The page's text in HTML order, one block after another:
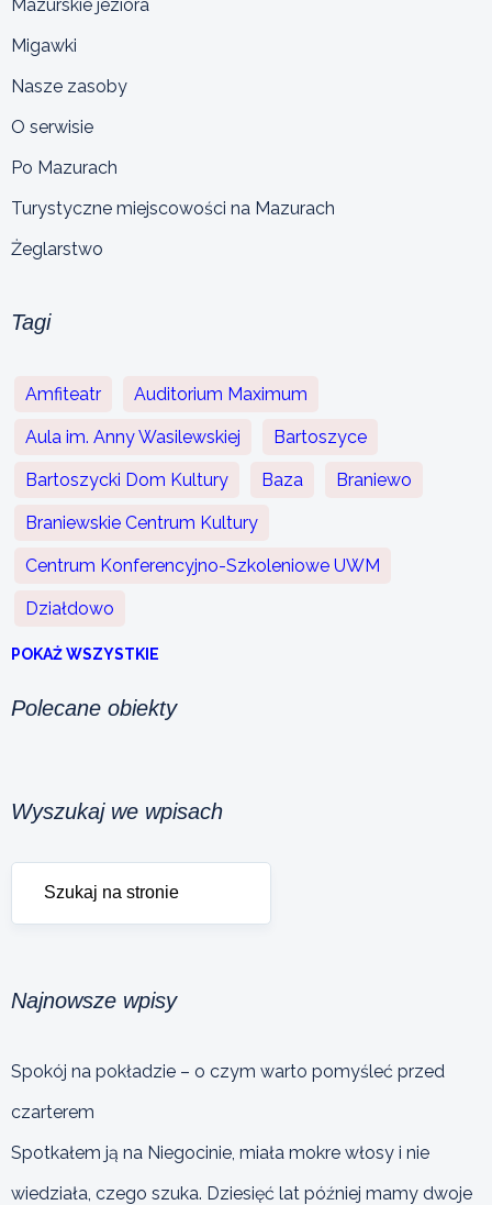
Mazurskie jeziora
Migawki
Nasze zasoby
O serwisie
Po Mazurach
Turystyczne miejscowości na Mazurach
Żeglarstwo
Tagi
Amfiteatr Auditorium Maximum
Aula im. Anny Wasilewskiej Bartoszyce
Bartoszycki Dom Kultury Baza Braniewo
Braniewskie Centrum Kultury
Centrum Konferencyjno-Szkoleniowe UWM
Działdowo
POKAŻ WSZYSTKIE
Polecane obiekty
Wyszukaj we wpisach
Najnowsze wpisy
Spokój na pokładzie – o czym warto pomyśleć przed
czarterem
Spotkałem ją na Niegocinie, miała mokre włosy i nie
wiedziała, czego szuka. Dziesięć lat później mamy dwoje